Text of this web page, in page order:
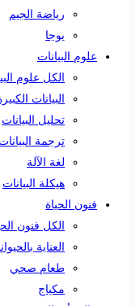
رياضة الجيم
يوجا
علوم البيانات
الكل علوم
البيانات
تحليل البيانات
ترجمة البيانات
لغة الآلة
هيكلة البيانات
فنون الحياة
الكل فنون
العناية
طعام صحي
مكياج